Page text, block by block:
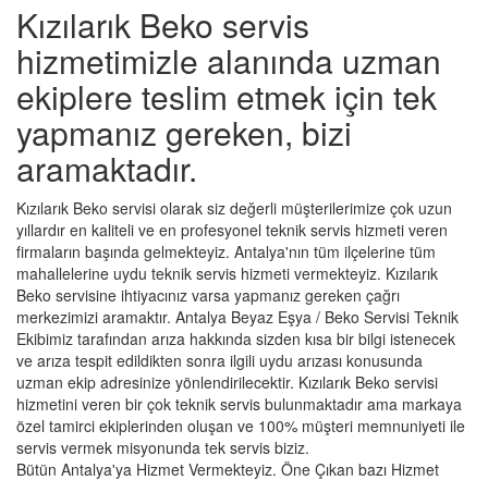
Kızılarık Beko servis
hizmetimizle alanında uzman
ekiplere teslim etmek için tek
yapmanız gereken, bizi
aramaktadır.
Kızılarık Beko servisi olarak siz değerli müşterilerimize çok uzun
yıllardır en kaliteli ve en profesyonel teknik servis hizmeti veren
firmaların başında gelmekteyiz. Antalya'nın tüm ilçelerine tüm
mahallelerine uydu teknik servis hizmeti vermekteyiz. Kızılarık
Beko servisine ihtiyacınız varsa yapmanız gereken çağrı
merkezimizi aramaktır. Antalya Beyaz Eşya / Beko Servisi Teknik
Ekibimiz tarafından arıza hakkında sizden kısa bir bilgi istenecek
ve arıza tespit edildikten sonra ilgili uydu arızası konusunda
uzman ekip adresinize yönlendirilecektir. Kızılarık Beko servisi
hizmetini veren bir çok teknik servis bulunmaktadır ama markaya
özel tamirci ekiplerinden oluşan ve 100% müşteri memnuniyeti ile
servis vermek misyonunda tek servis biziz.
Bütün Antalya'ya Hizmet Vermekteyiz. Öne Çıkan bazı Hizmet